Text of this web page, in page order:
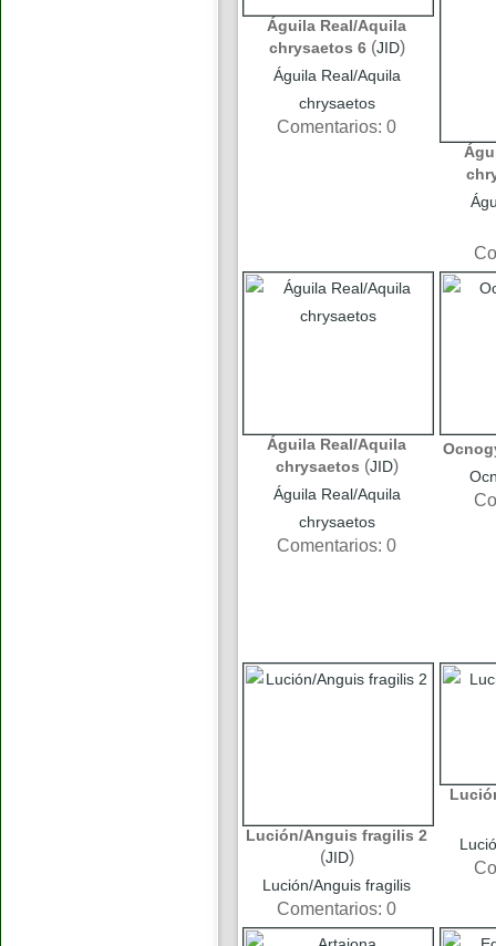
Águila Real/Aquila
chrysaetos 6 (JID)
Águila Real/Aquila
chrysaetos
Comentarios: 0
Águila Real/Aquila
chrysaetos (JID)
Águila Real/Aquila
chrysaetos
Comentarios: 0
Lución/Anguis fragilis 2
(JID)
Lución/Anguis fragilis
Comentarios: 0